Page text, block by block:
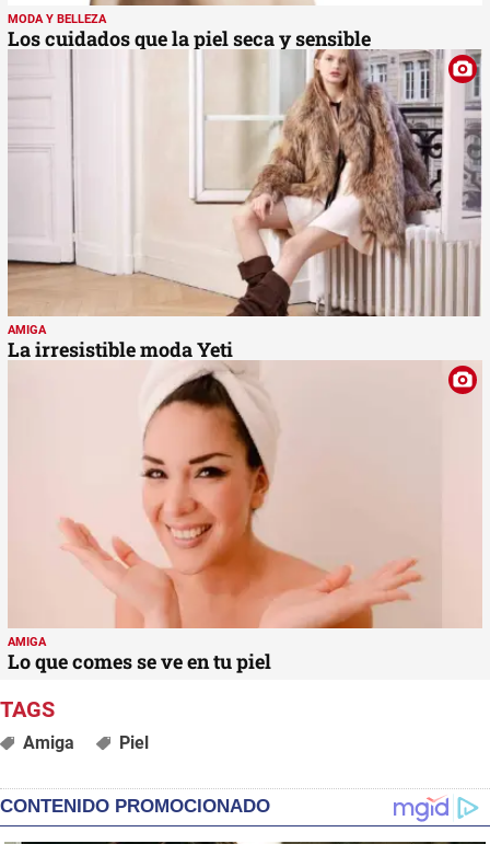
MODA Y BELLEZA
Los cuidados que la piel seca y sensible
AMIGA
La irresistible moda Yeti
AMIGA
Lo que comes se ve en tu piel
Amiga Piel
CONTENIDO PROMOCIONADO